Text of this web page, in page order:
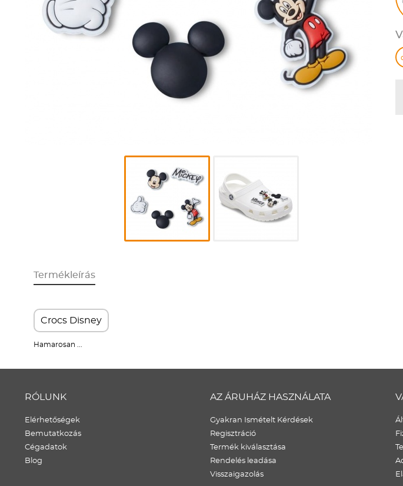
Termékleírás
Crocs Disney
Hamarosan ...
RÓLUNK
Elérhetőségek
Bemutatkozás
Cégadatok
Blog
AZ ÁRUHÁZ HASZNÁLATA
Gyakran Ismételt Kérdések
Regisztráció
Termék kiválasztása
Rendelés leadása
Visszaigazolás